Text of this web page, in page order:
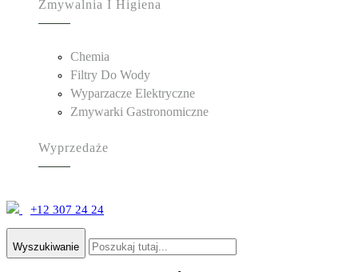
Zmywalnia I Higiena
Chemia
Filtry Do Wody
Wyparzacze Elektryczne
Zmywarki Gastronomiczne
Wyprzedaże
+12 307 24 24
Wyszukiwanie